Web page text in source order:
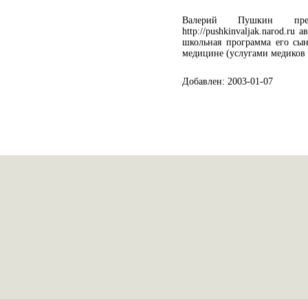
Валерий Пушкин
http://pushkinvaljak.narod.ru
школьная программа его
медицине (услугами медиков
Добавлен: 2003-01-07